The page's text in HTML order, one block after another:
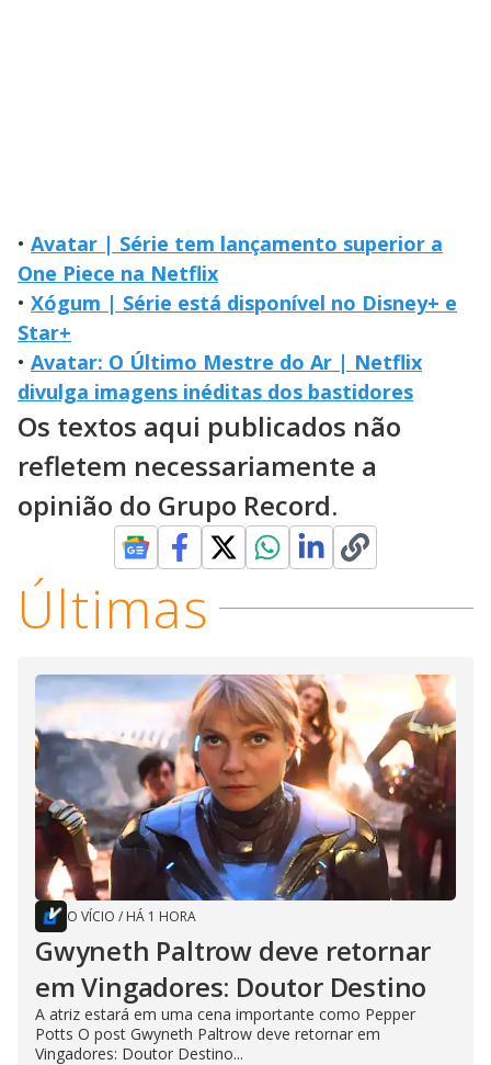
• Avatar | Série tem lançamento superior a
One Piece na Netflix
• Xógum | Série está disponível no Disney+ e
Star+
• Avatar: O Último Mestre do Ar | Netflix
divulga imagens inéditas dos bastidores
Os textos aqui publicados não
refletem necessariamente a
opinião do Grupo Record.
Últimas
O VÍCIO / HÁ 1 HORA
Gwyneth Paltrow deve retornar
em Vingadores: Doutor Destino
A atriz estará em uma cena importante como Pepper
Potts O post Gwyneth Paltrow deve retornar em
Vingadores: Doutor Destino...